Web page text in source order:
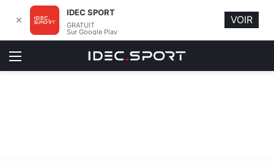
Menu
✕
IDEC SPORT
GRATUIT
Sur Google Play
VOIR